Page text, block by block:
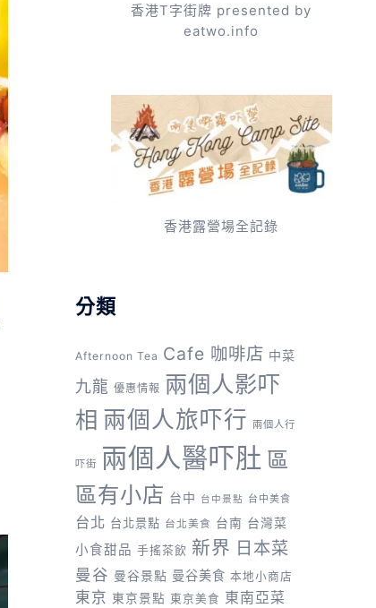
香港T字街牌 presented by
eatwo.info
香港露營場全記錄
分類
Afternoon Tea Cafe 咖啡店 中菜
九龍 優惠情報 兩個人影吓
相 兩個人旅吓行 兩個人行
吓街 兩個人醫吓肚 區
區有小店 台中 台中景點 台中美食
台北 台北景點 台北美食 台南 台灣菜
小食甜品 手搖茶飲 新界 日本菜
曼谷 曼谷景點 曼谷美食 本地小商店
東京 東京景點 東京美食 東南亞菜